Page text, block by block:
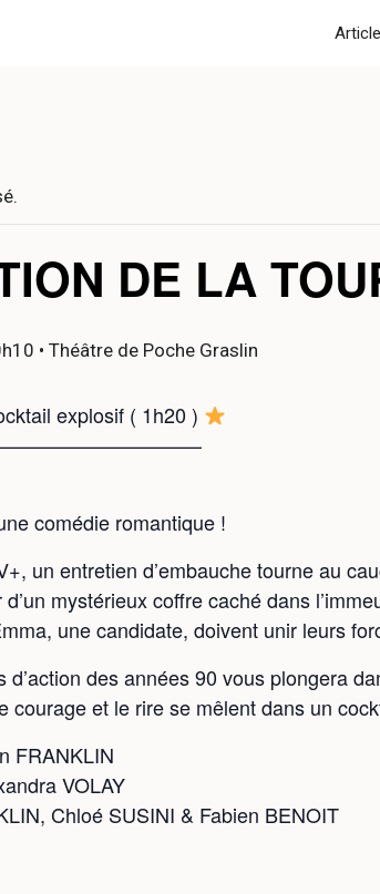
DE LA
• Théâtre de Poche Graslin
explosif ( 1h20 )
comédie romantique !
un entretien d’embauche tourne au
mystérieux coffre caché dans
une candidate, doivent unir leurs
d’action des années 90 vous plongera
courage et le rire se mêlent dans un
FRANKLIN
VOLAY
Chloé SUSINI & Fabien BENOIT